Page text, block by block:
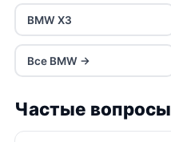
BMW X3
Все BMW →
Частые вопросы